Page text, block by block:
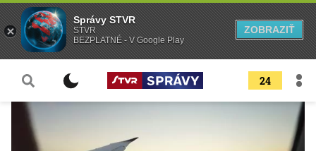
24
Správy STVR
STVR
BEZPLATNÉ - V Google Play
ZOBRAZIŤ